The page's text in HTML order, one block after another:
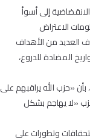
إلى أسوأ
الاعتراض
العديد من الأهداف
المضادة للدروع،
«حزب الله يراقبهم على
«لا يهاجم بشكل
وتطورات على